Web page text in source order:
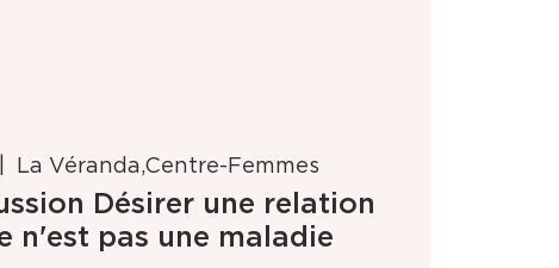
La Véranda,Centre-Femmes
Désirer une relation
n'est pas une maladie